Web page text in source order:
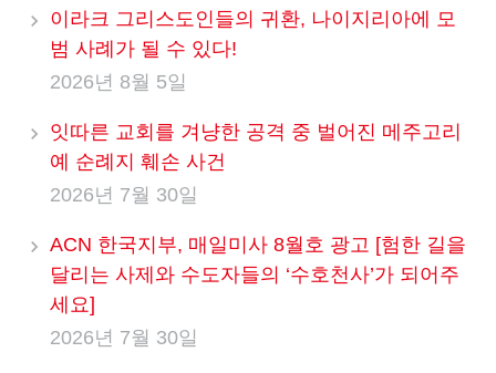
이라크 그리스도인들의 귀환, 나이지리아에 모
범 사례가 될 수 있다!
2026년 8월 5일
잇따른 교회를 겨냥한 공격 중 벌어진 메주고리
예 순례지 훼손 사건
2026년 7월 30일
ACN 한국지부, 매일미사 8월호 광고 [험한 길을
달리는 사제와 수도자들의 ‘수호천사’가 되어주
세요]
2026년 7월 30일